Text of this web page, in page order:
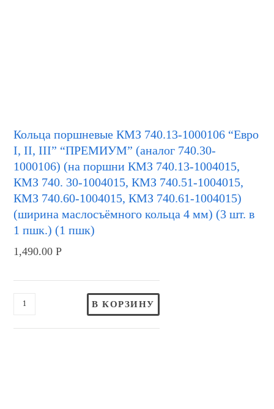
Кольца поршневые КМЗ 740.13-1000106 “Евро
I, II, III” “ПРЕМИУМ” (аналог 740.30-
1000106) (на поршни КМЗ 740.13-1004015,
КМЗ 740. 30-1004015, КМЗ 740.51-1004015,
КМЗ 740.60-1004015, КМЗ 740.61-1004015)
(ширина маслосъёмного кольца 4 мм) (3 шт. в
1 пшк.) (1 пшк)
1,490.00Р
В КОРЗИНУ